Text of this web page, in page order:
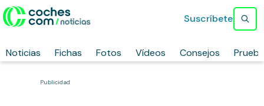
Noticias Fichas Fotos Vídeos Consejos
Suscríbete
Publicidad